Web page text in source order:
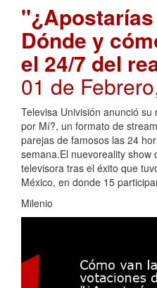
Dónde y
el 24/7 del
01 de
Televisa Univisión anunció
por Mí?, un formato de
parejas de famosos las 24
semana.El nuevoreality show
televisora tras el éxito que
México, en donde 15
Milenio